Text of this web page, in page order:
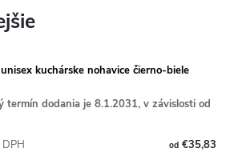
kuchárske nohavice čierno-biele
termín dodania je 8.1.2031, v závislosti od
od€35,83